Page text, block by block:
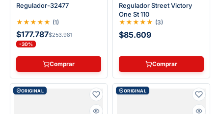
Regulador-32477
★★★★★ (1)
$177.787$253.981
-30%
Comprar
Regulador Street Victory
One St 110
★★★★★ (3)
$85.609
Comprar
ORIGINAL ORIGINAL